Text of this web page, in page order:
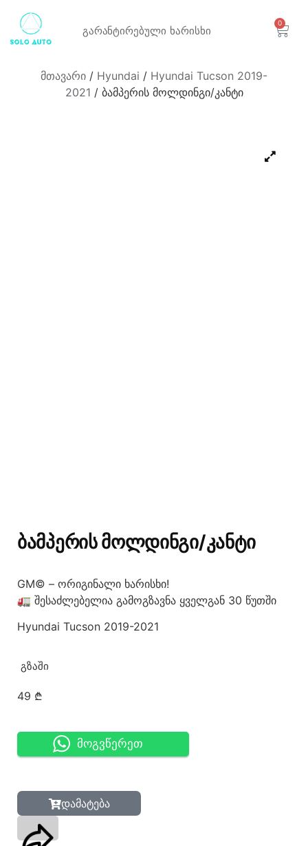
გარანტირებული ხარისხი
0
მთავარი / Hyundai / Hyundai Tucson 2019-
2021 / ბამპერის მოლდინგი/კანტი
ᲑᲐᲛᲞᲔᲠᲘᲡ ᲛᲝᲚᲓᲘᲜᲒᲘ/ᲙᲐᲜᲢᲘ
GM© – ორიგინალი ხარისხი!
🚛 შესაძლებელია გამოგზავნა ყველგან 30 წუთში
Hyundai Tucson 2019-2021
გზაში
49 ₾
მოგვწერეთ
დამატება